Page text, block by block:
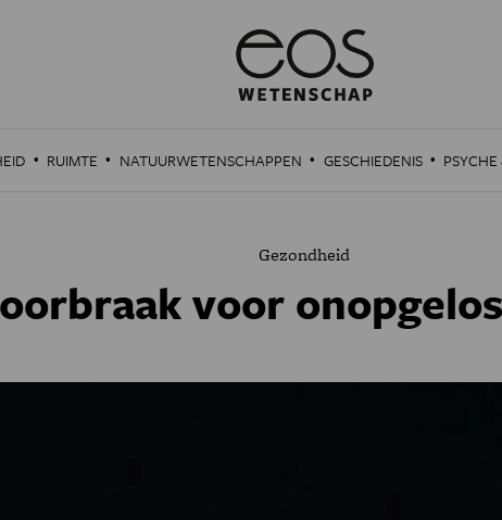
· RUIMTE · NATUURWETENSCHAPPEN · GESCHIEDENIS ·
Gezondheid
voor